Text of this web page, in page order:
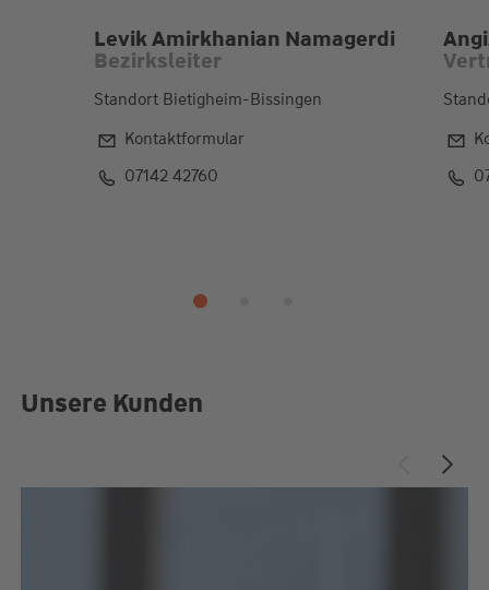
Levik Amirkhanian Namagerdi
Bezirksleiter
Standort Bietigheim-Bissingen
Kontaktformular
07142 42760
Unsere Kunden